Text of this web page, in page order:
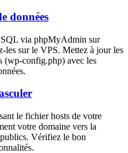
données
via phpMyAdmin sur
les sur le VPS. Mettez à jour les
(wp-config.php) avec les
le fichier hosts de votre
votre domaine vers la
Vérifiez le bon